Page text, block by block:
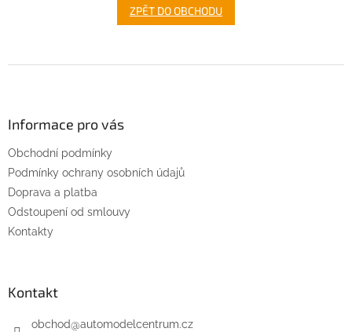
ZPĚT DO OBCHODU
Informace pro vás
Obchodní podmínky
Podmínky ochrany osobních údajů
Doprava a platba
Odstoupení od smlouvy
Kontakty
Kontakt
obchod@automodelcentrum.cz